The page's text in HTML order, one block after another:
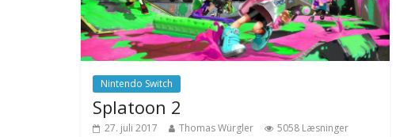
Nintendo Switch
Splatoon 2
27. juli 2017 Thomas Würgler 5058 Læsninger